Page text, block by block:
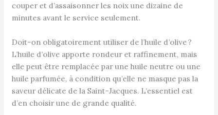
couper et d’assaisonner les noix une dizaine de
minutes avant le service seulement.
Doit-on obligatoirement utiliser de l’huile d’olive ?
L’huile d’olive apporte rondeur et raffinement, mais
elle peut être remplacée par une huile neutre ou une
huile parfumée, à condition qu’elle ne masque pas la
saveur délicate de la Saint-Jacques. L’essentiel est
d’en choisir une de grande qualité.